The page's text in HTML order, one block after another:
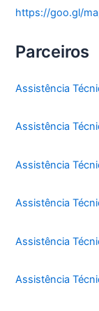
https://goo.gl/
Parceiros
Assistência
Assistência
Assistência
Assistência
Assistência
Assistência